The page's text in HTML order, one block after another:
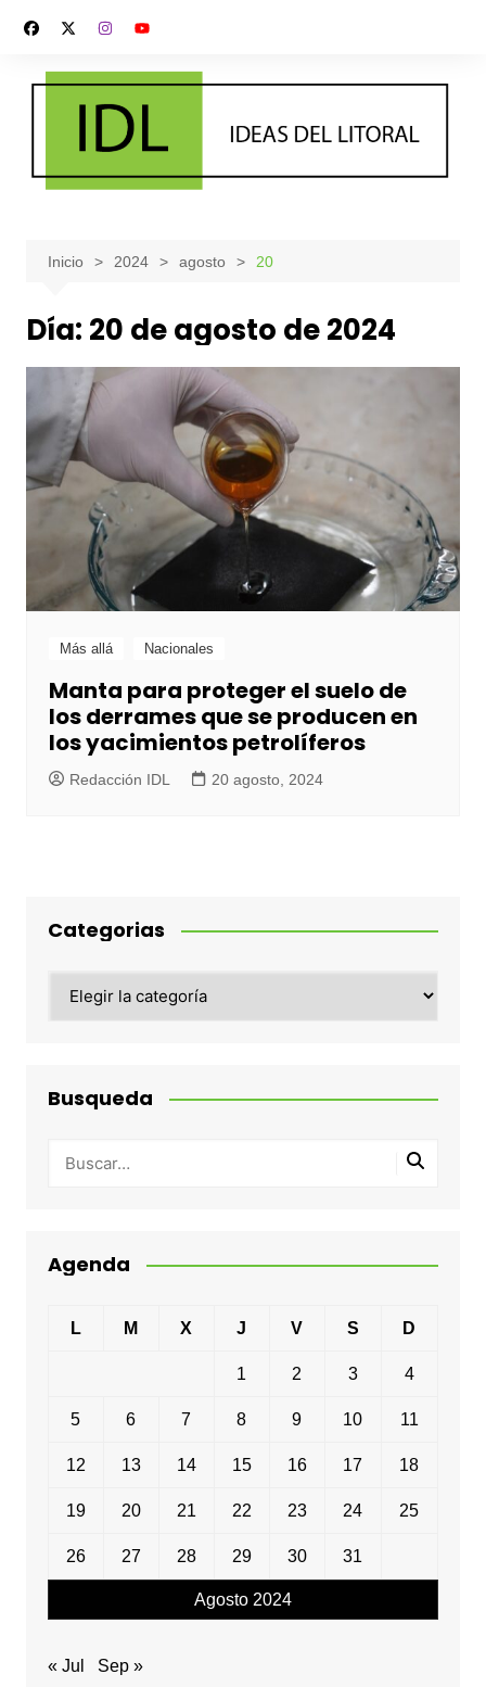
contenido
Inicio 2024 agosto 20
Día: 20 de agosto de 2024
Más allá Nacionales
Manta para proteger el suelo de
los derrames que se producen en
los yacimientos petrolíferos
Redacción IDL 20 agosto, 2024
Categorias
Busqueda
Agenda
Agosto 2024
L M X J V S D
1 2 3 4
5 6 7 8 9 10 11
12 13 14 15 16 17 18
19 20 21 22 23 24 25
26 27 28 29 30 31
« Jul Sep »